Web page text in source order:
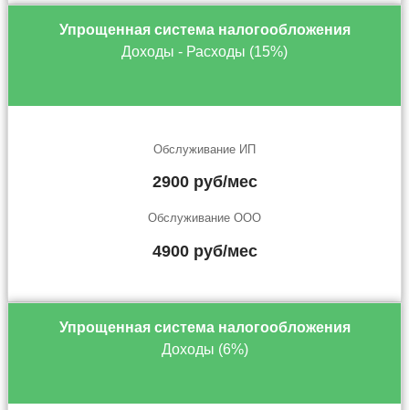
Упрощенная система налогообложения
Доходы - Расходы (15%)
Обслуживание ИП
2900 руб/мес
Обслуживание ООО
4900 руб/мес
Упрощенная система налогообложения
Доходы (6%)